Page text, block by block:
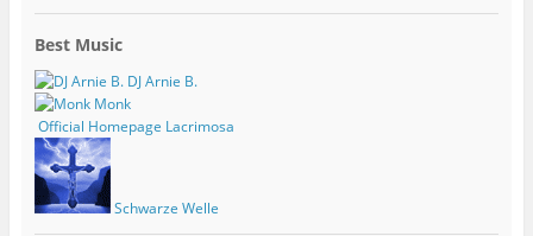
Best Music
DJ Arnie B.
Monk
Official Homepage Lacrimosa
Schwarze Welle